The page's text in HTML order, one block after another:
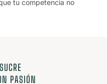
tu competencia no
PASIÓN